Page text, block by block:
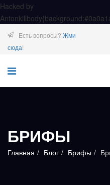
Hacked by
Antonkill
Есть вопросы? Жми
сюда!
БРИФЫ
Главная Блог Брифы